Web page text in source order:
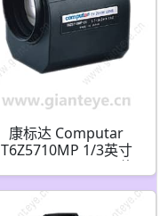
康标达 Computar
T6Z5710MP 1/3英寸
5.7-34.2mm F1.0 6倍
设(CS接口)